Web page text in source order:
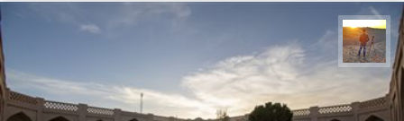
مهدی مخلصیان